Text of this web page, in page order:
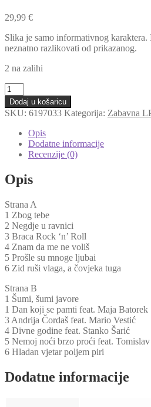
29,99 €
Slika je samo informativnog
neznatno razlikovati od prikazanog.
2 na zalihi
Mia
-
Negdje
U
Ravnici
(LP)
količina
Dodaj u košaricu
SKU: 6197033 Kategorija: Zabavna
Opis
Dodatne informacije
Recenzije (0)
Opis
Strana A
1 Zbog tebe
2 Negdje u ravnici
3 Braca Rock ‘n’ Roll
4 Znam da me ne voliš
5 Prošle su mnoge ljubai
6 Zid ruši vlaga, a čovjeka tuga
Strana B
1 Šumi, šumi javore
1 Dan koji se pamti feat. Maja Batorek
3 Andrija Čordaš feat. Mario Vestić
4 Divne godine feat. Stanko Šarić
5 Nemoj noći brzo proći feat.
6 Hladan vjetar poljem piri
Dodatne informacije